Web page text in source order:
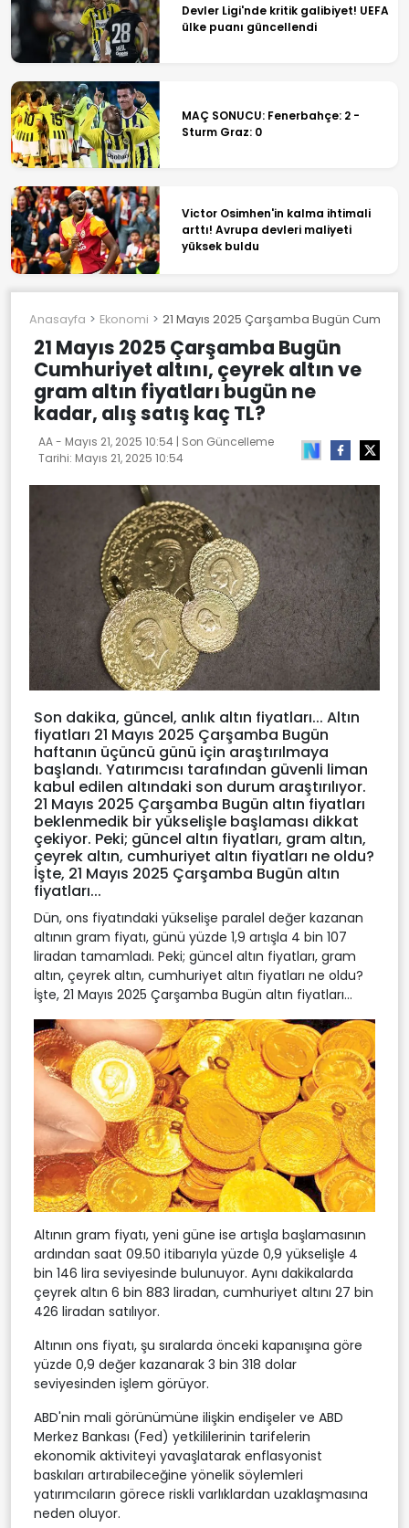
Devler Ligi'nde kritik galibiyet! UEFA
ülke puanı güncellendi
MAÇ SONUCU: Fenerbahçe: 2 -
Sturm Graz: 0
Victor Osimhen'in kalma ihtimali
arttı! Avrupa devleri maliyeti
yüksek buldu
Anasayfa Ekonomi 21 Mayıs 2025 Çarşamba Bugün
21 Mayıs 2025 Çarşamba Bugün
Cumhuriyet altını, çeyrek altın ve
gram altın fiyatları bugün ne
kadar, alış satış kaç TL?
AA - Mayıs 21, 2025 10:54 | Son Güncelleme
Tarihi: Mayıs 21, 2025 10:54
Son dakika, güncel, anlık altın fiyatları... Altın
fiyatları 21 Mayıs 2025 Çarşamba Bugün
haftanın üçüncü günü için araştırılmaya
başlandı. Yatırımcısı tarafından güvenli liman
kabul edilen altındaki son durum araştırılıyor.
21 Mayıs 2025 Çarşamba Bugün altın fiyatları
beklenmedik bir yükselişle başlaması dikkat
çekiyor. Peki; güncel altın fiyatları, gram altın,
çeyrek altın, cumhuriyet altın fiyatları ne oldu?
İşte, 21 Mayıs 2025 Çarşamba Bugün altın
fiyatları...
Dün, ons fiyatındaki yükselişe paralel değer kazanan
altının gram fiyatı, günü yüzde 1,9 artışla 4 bin 107
liradan tamamladı. Peki; güncel altın fiyatları, gram
altın, çeyrek altın, cumhuriyet altın fiyatları ne oldu?
İşte, 21 Mayıs 2025 Çarşamba Bugün altın fiyatları...
Altının gram fiyatı, yeni güne ise artışla başlamasının
ardından saat 09.50 itibarıyla yüzde 0,9 yükselişle 4
bin 146 lira seviyesinde bulunuyor. Aynı dakikalarda
çeyrek altın 6 bin 883 liradan, cumhuriyet altını 27 bin
426 liradan satılıyor.
Altının ons fiyatı, şu sıralarda önceki kapanışına göre
yüzde 0,9 değer kazanarak 3 bin 318 dolar
seviyesinden işlem görüyor.
ABD'nin mali görünümüne ilişkin endişeler ve ABD
Merkez Bankası (Fed) yetkililerinin tarifelerin
ekonomik aktiviteyi yavaşlatarak enflasyonist
baskıları artırabileceğine yönelik söylemleri
yatırımcıların görece riskli varlıklardan uzaklaşmasına
neden oluyor.